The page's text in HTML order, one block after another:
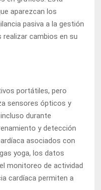
aparezcan los
pasiva a la gestión
cambios en su
portátiles, pero
sensores ópticos y
durante
y detección
asociados con
yoga, los datos
monitoreo de actividad
cardíaca permiten a